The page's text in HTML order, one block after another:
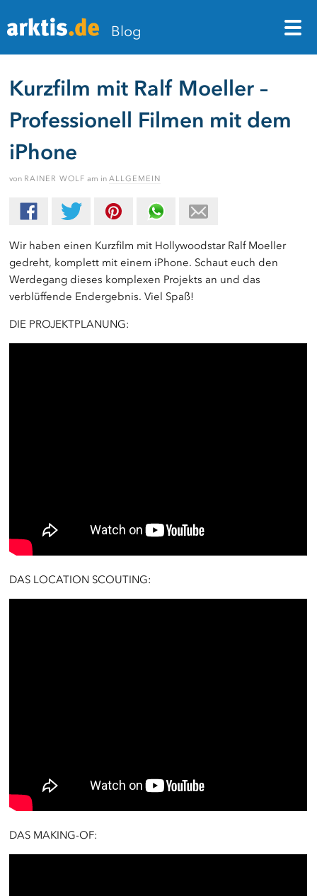
Blog M
Kurzfilm mit Ralf Moeller –
Professionell Filmen mit dem
iPhone
von RAINER WOLF am inALLGEMEIN
Wir haben einen Kurzfilm mit Hollywoodstar Ralf Moeller
gedreht, komplett mit einem iPhone. Schaut euch den
Werdegang dieses komplexen Projekts an und das
verblüffende Endergebnis. Viel Spaß!
DIE PROJEKTPLANUNG:
DAS LOCATION SCOUTING:
DAS MAKING-OF: